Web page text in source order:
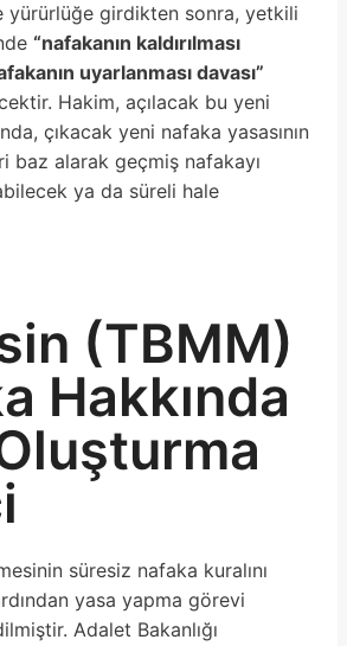
yürürlüğe girdikten sonra, yetkili
“nafakanın kaldırılması
uyarlanması davası”
Hakim, açılacak bu yeni
çıkacak yeni nafaka yasasının
baz alarak geçmiş nafakayı
ya da süreli hale
(TBMM)
Hakkında
süresiz nafaka kuralını
yasa yapma görevi
Adalet Bakanlığı